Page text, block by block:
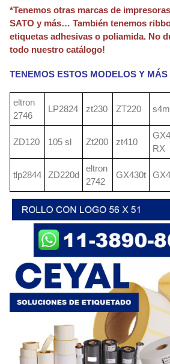
*Tenemos otras marcas de
SATO y más… También tenemos
etiquetas adhesivas o poliamida. No
todo nuestro catálogo!
TENEMOS ESTOS MODELOS Y MÁS
eltron
2746
LP2824 zt230 ZT220 s4m
ZD120 105 sl Zt200 zt410
RX
tlp2844 ZD220d
eltron
2742
GX430t